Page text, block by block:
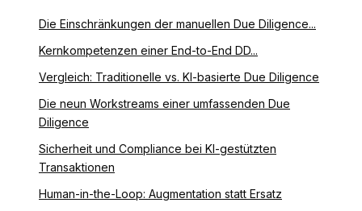
Die Einschränkungen der manuellen Due Diligence...
Kernkompetenzen einer End-to-End DD...
Vergleich: Traditionelle vs. KI-basierte Due Diligence
Die neun Workstreams einer umfassenden Due
Diligence
Sicherheit und Compliance bei KI-gestützten
Transaktionen
Human-in-the-Loop: Augmentation statt Ersatz